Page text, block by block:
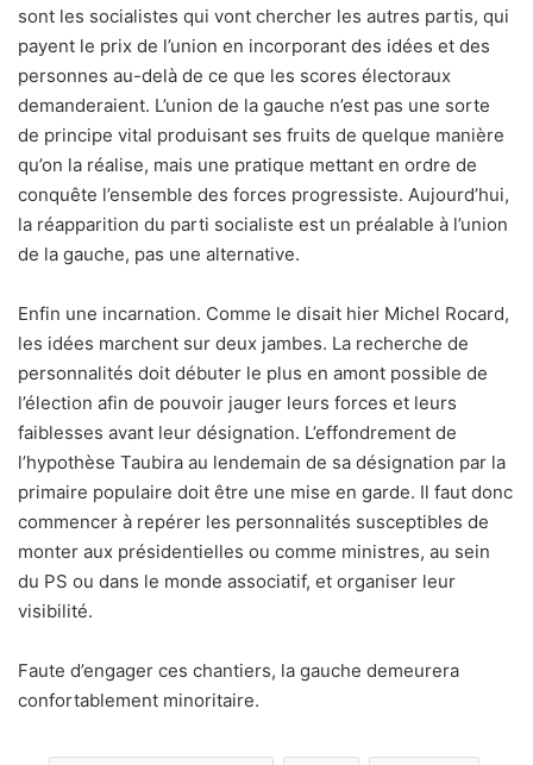
sont les socialistes qui vont chercher les autres partis, qui
payent le prix de l’union en incorporant des idées et des
personnes au-delà de ce que les scores électoraux
demanderaient. L’union de la gauche n’est pas une sorte
de principe vital produisant ses fruits de quelque manière
qu’on la réalise, mais une pratique mettant en ordre de
conquête l’ensemble des forces progressiste. Aujourd’hui,
la réapparition du parti socialiste est un préalable à l’union
de la gauche, pas une alternative.
Enfin une incarnation. Comme le disait hier Michel Rocard,
les idées marchent sur deux jambes. La recherche de
personnalités doit débuter le plus en amont possible de
l’élection afin de pouvoir jauger leurs forces et leurs
faiblesses avant leur désignation. L’effondrement de
l’hypothèse Taubira au lendemain de sa désignation par la
primaire populaire doit être une mise en garde. Il faut donc
commencer à repérer les personnalités susceptibles de
monter aux présidentielles ou comme ministres, au sein
du PS ou dans le monde associatif, et organiser leur
visibilité.
Faute d’engager ces chantiers, la gauche demeurera
confortablement minoritaire.